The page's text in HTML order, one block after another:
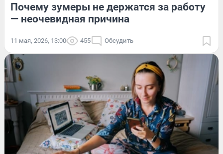
Почему зумеры не держатся за работу
— неочевидная причина
11 мая, 2026, 13:00 455 Обсудить